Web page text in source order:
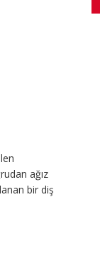
ağız
bir diş